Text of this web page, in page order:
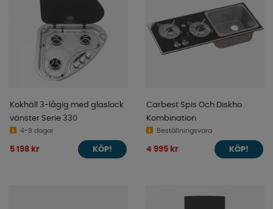
Kokhäll 3-lågig med glaslock
vänster Serie 330
4-9 dagar
5 198 kr KÖP!
Carbest Spis Och Diskho
Kombination
Beställningsvara
4 995 kr KÖP!